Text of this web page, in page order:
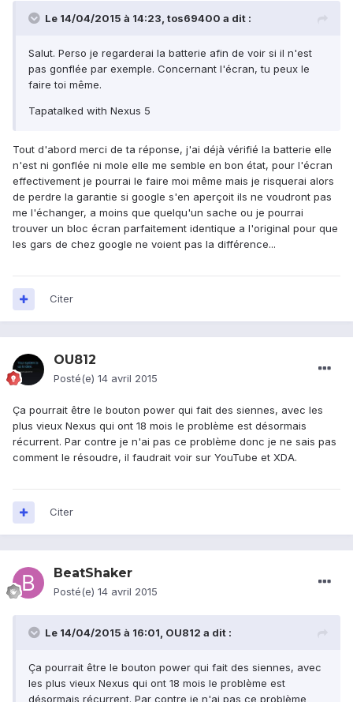
Le 14/04/2015 à 14:23, tos69400 a dit :
Salut. Perso je regarderai la batterie afin de voir si il n'est
pas gonflée par exemple. Concernant l'écran, tu peux le
faire toi même.
Tapatalked with Nexus 5
Tout d'abord merci de ta réponse, j'ai déjà vérifié la batterie elle
n'est ni gonflée ni mole elle me semble en bon état, pour l'écran
effectivement je pourrai le faire moi même mais je risquerai alors
de perdre la garantie si google s'en aperçoit ils ne voudront pas
me l'échanger, a moins que quelqu'un sache ou je pourrai
trouver un bloc écran parfaitement identique a l'original pour que
les gars de chez google ne voient pas la différence...
Citer
OU812
Posté(e) 14 avril 2015
Ça pourrait être le bouton power qui fait des siennes, avec les
plus vieux Nexus qui ont 18 mois le problème est désormais
récurrent. Par contre je n'ai pas ce problème donc je ne sais pas
comment le résoudre, il faudrait voir sur YouTube et XDA.
Citer
BeatShaker
Posté(e) 14 avril 2015
Le 14/04/2015 à 16:01, OU812 a dit :
Ça pourrait être le bouton power qui fait des siennes, avec
les plus vieux Nexus qui ont 18 mois le problème est
désormais récurrent. Par contre je n'ai pas ce problème